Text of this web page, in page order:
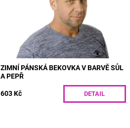
Skladem
T03-3/55
ZIMNÍ PÁNSKÁ BEKOVKA V BARVĚ SŮL
A PEPŘ
603 Kč DETAIL